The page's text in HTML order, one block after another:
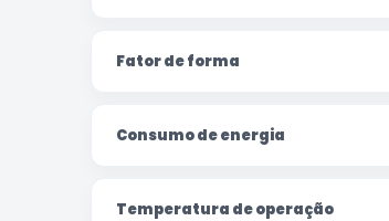
Fator de forma
Consumo de energia
Temperatura de operação